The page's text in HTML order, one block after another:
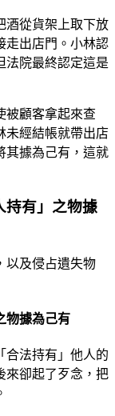
酒從貨架上取下放
走出店門。小林認
法院最終認定這是
被顧客拿起來查
未經結帳就帶出店
其據為己有，這就
持有」之物據
以及侵占遺失物
物據為己有
合法持有」他人的
來卻起了歹念，把